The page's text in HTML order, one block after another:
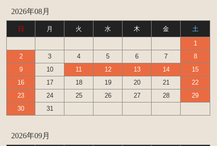
2026年08月
日 月 火 水 木 金
土
1
2
3 4 5 6 7
8
9
10 11 12 13 14
15
16
17 18 19 20 21
22
23
24 25 26 27 28
29
30
31
2026年09月